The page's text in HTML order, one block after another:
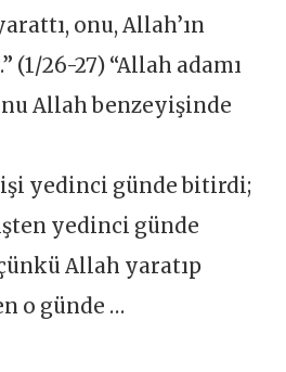
onu, Allah’ın
(1/26-27) “Allah adamı
Allah benzeyişinde
işi yedinci günde bitirdi;
yedinci günde
Allah yaratıp
o günde …